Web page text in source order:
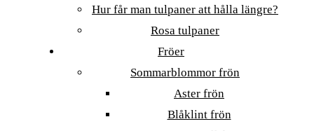
Hur får man tulpaner att hålla längre?
Rosa tulpaner
Fröer
Sommarblommor frön
Aster frön
Blåklint frön